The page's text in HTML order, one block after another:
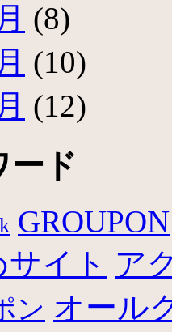
(8)
(10)
(12)
ード
GROUPON
サイト ア
ン オール